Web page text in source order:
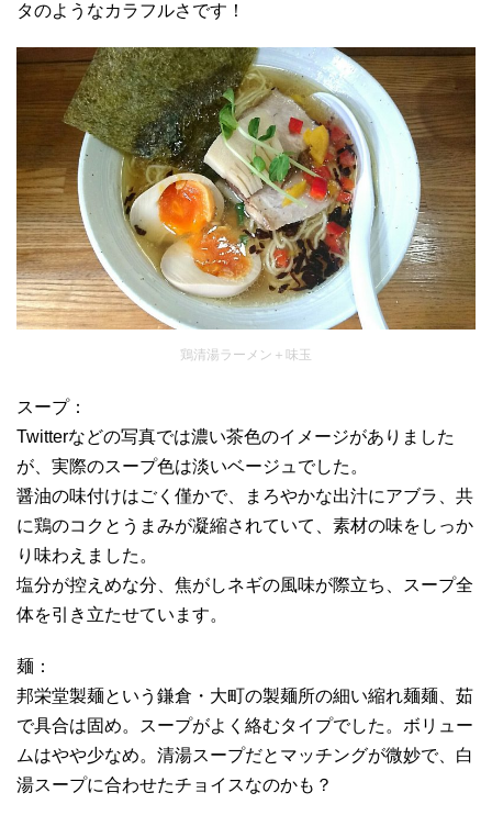
タのようなカラフルさです！
鶏清湯ラーメン＋味玉
スープ：
Twitterなどの写真では濃い茶色のイメージがありました
が、実際のスープ色は淡いベージュでした。
醤油の味付けはごく僅かで、まろやかな出汁にアブラ、共
に鶏のコクとうまみが凝縮されていて、素材の味をしっか
り味わえました。
塩分が控えめな分、焦がしネギの風味が際立ち、スープ全
体を引き立たせています。
麺：
邦栄堂製麺という鎌倉・大町の製麺所の細い縮れ麺麺、茹
で具合は固め。スープがよく絡むタイプでした。ボリュー
ムはやや少なめ。清湯スープだとマッチングが微妙で、白
湯スープに合わせたチョイスなのかも？